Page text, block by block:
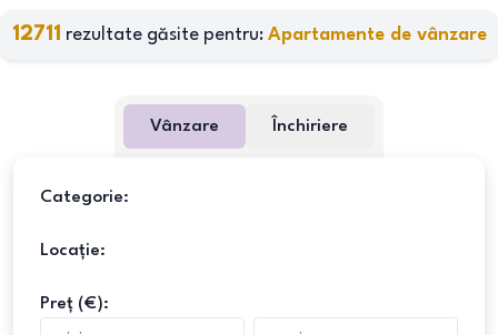
12711 rezultate găsite pentru: Apartamente de vânzare
Vânzare Închiriere
Categorie:
Locație:
Preț (€):